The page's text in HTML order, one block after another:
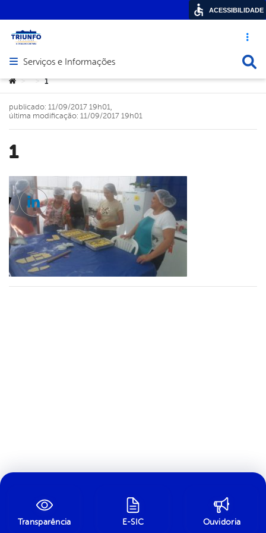
Acesso
Abrir menu principal de navegação
Serviços e Informações
Você está aqui:
> > 1
1
publicado: 11/09/2017 19h01,
última modificação: 11/09/2017 19h01
Twitter
Linkedin
Transparência E-SIC Ouvidoria
ACESSIBILIDADE